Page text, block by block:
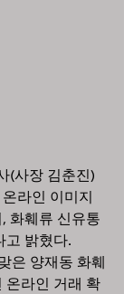
(사장 김춘진)
라인 이미지
화훼류 신유통
고 밝혔다.
온라인 거래 확